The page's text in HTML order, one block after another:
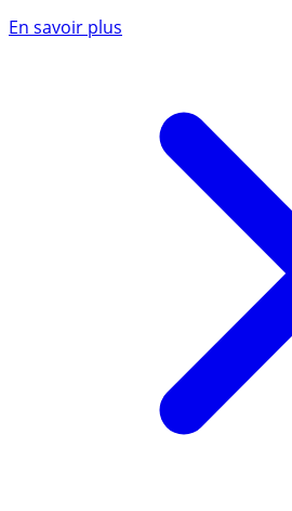
En savoir plus